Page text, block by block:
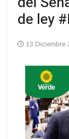
de ley
13 Diciembre